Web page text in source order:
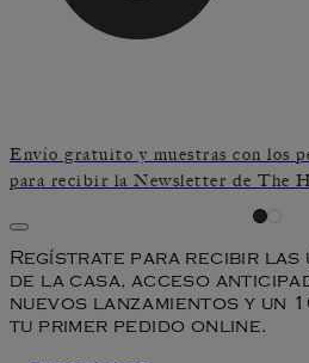
Envío gratuito y muestras con los
para recibir la Newsletter de The
Regístrate para recibir las
de la casa, acceso
nuevos lanzamientos y un
tu primer pedido online.